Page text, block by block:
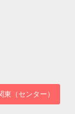
東（センター）